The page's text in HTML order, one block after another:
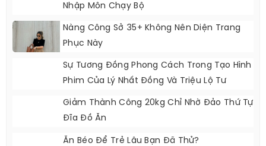
Nhập Môn Chạy Bộ
Nàng Công Sở 35+ Không Nên Diện Trang
Phục Này
Sự Tương Đồng Phong Cách Trong Tạo Hình
Phim Của Lý Nhất Đồng Và Triệu Lộ Tư
Giảm Thành Công 20kg Chỉ Nhờ Đảo Thứ Tự
Đĩa Đồ Ăn
Ăn Béo Để Trẻ Lâu Bạn Đã Thử?